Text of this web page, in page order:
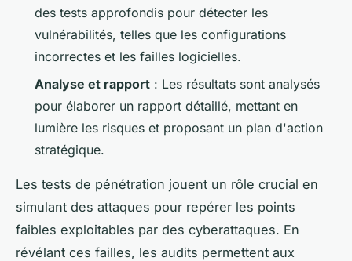
des tests approfondis pour détecter les
vulnérabilités, telles que les configurations
incorrectes et les failles logicielles.
Analyse et rapport : Les résultats sont analysés
pour élaborer un rapport détaillé, mettant en
lumière les risques et proposant un plan d'action
stratégique.
Les tests de pénétration jouent un rôle crucial en
simulant des attaques pour repérer les points
faibles exploitables par des cyberattaques. En
révélant ces failles, les audits permettent aux